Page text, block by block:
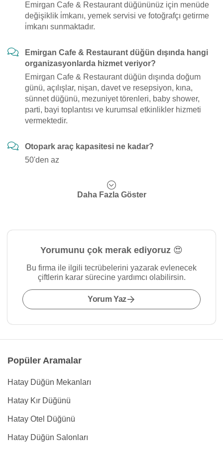
Emirgan Cafe & Restaurant düğününüz için menüde
değişiklik i̇mkanı, yemek servisi ve fotoğrafçı getirme
i̇mkanı sunmaktadır.
Emirgan Cafe & Restaurant düğün dışında hangi
organizasyonlarda hizmet veriyor?
Emirgan Cafe & Restaurant düğün dışında doğum
günü, açılışlar, nişan, davet ve resepsiyon, kına,
sünnet düğünü, mezuniyet törenleri, baby shower,
parti, bayi toplantısı ve kurumsal etkinlikler hizmeti
vermektedir.
Otopark araç kapasitesi ne kadar?
50'den az
Daha Fazla Göster
Yorumunu çok merak ediyoruz 😍
Bu firma ile ilgili tecrübelerini yazarak evlenecek
çiftlerin karar sürecine yardımcı olabilirsin.
Yorum Yaz
Popüler Aramalar
Hatay Düğün Mekanları
Hatay Kır Düğünü
Hatay Otel Düğünü
Hatay Düğün Salonları